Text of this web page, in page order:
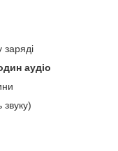
аудіо
звуку)